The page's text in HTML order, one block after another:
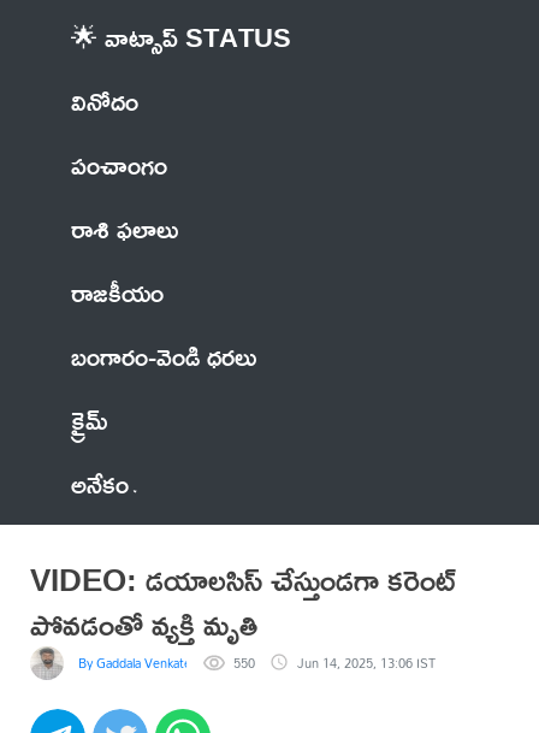
🌟 వాట్సాప్ STATUS
వినోదం
పంచాంగం
రాశి ఫలాలు
రాజకీయం
బంగారం-వెండి ధరలు
క్రైమ్
అనేకం
VIDEO: డయాలసిస్ చేస్తుండగా కరెంట్
పోవడంతో వ్యక్తి మృతి
By Gaddala VenkateswaraRao550 Jun 14, 2025, 13:06 IST